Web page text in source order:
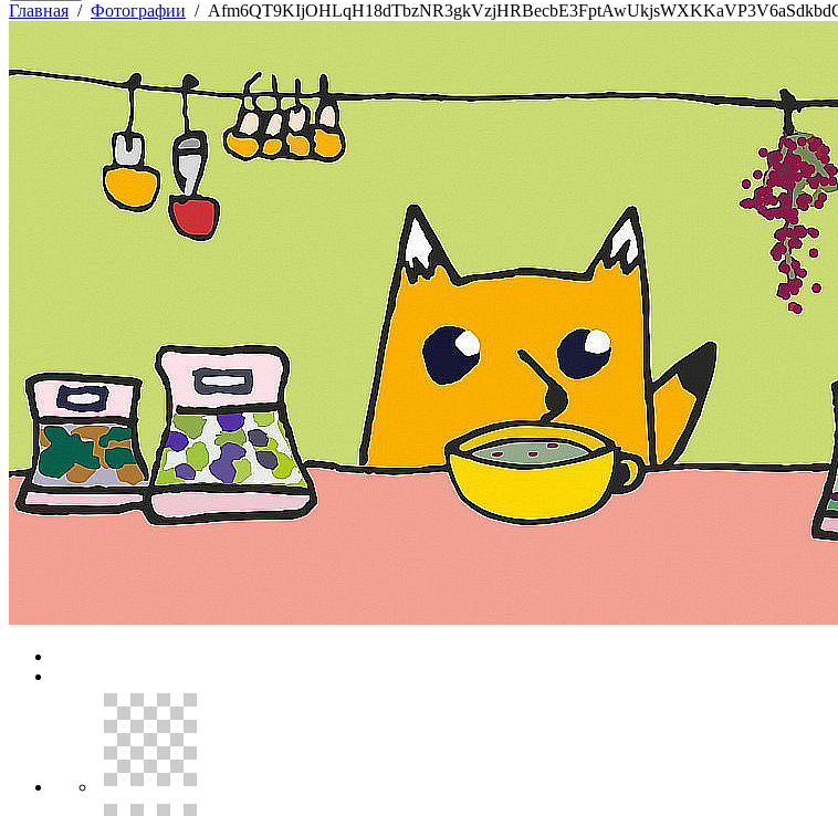
Главная / Фотографии /